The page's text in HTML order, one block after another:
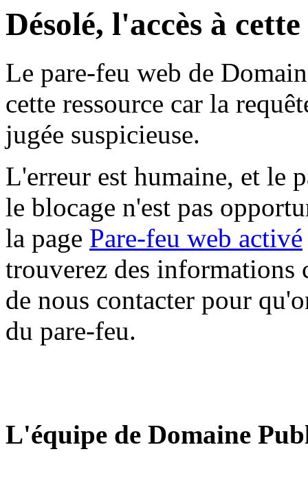
Désolé, l'accès à
Le pare-feu web de
cette ressource car la
jugée suspicieuse.
L'erreur est humaine, et le
le blocage n'est pas
la page Pare-feu web activé
trouverez des informations
de nous contacter pour
du pare-feu.
L'équipe de Domaine